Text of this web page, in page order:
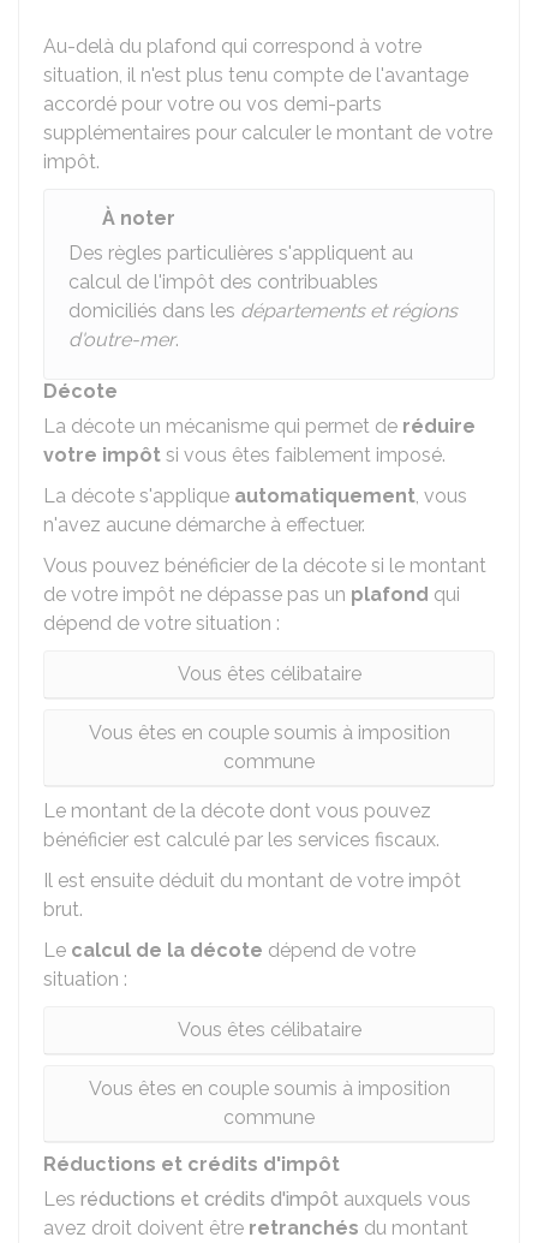
Au-delà du plafond qui correspond à votre
situation, il n'est plus tenu compte de l'avantage
accordé pour votre ou vos demi-parts
supplémentaires pour calculer le montant de votre
impôt.
À noter
Des règles particulières s'appliquent au
calcul de l'impôt des contribuables
domiciliés dans les départements et régions
d'outre-mer.
Décote
La décote un mécanisme qui permet de réduire
votre impôt si vous êtes faiblement imposé.
La décote s'applique automatiquement , vous
n'avez aucune démarche à effectuer.
Vous pouvez bénéficier de la décote si le montant
de votre impôt ne dépasse pas un plafond qui
dépend de votre situation :
Vous êtes célibataire
Vous êtes en couple soumis à imposition
commune
Le montant de la décote dont vous pouvez
bénéficier est calculé par les services fiscaux.
Il est ensuite déduit du montant de votre impôt
brut.
Le calcul de la décote dépend de votre
situation :
Vous êtes célibataire
Vous êtes en couple soumis à imposition
commune
Réductions et crédits d'impôt
Les réductions et crédits d'impôt auxquels vous
avez droit doivent être retranchés du montant